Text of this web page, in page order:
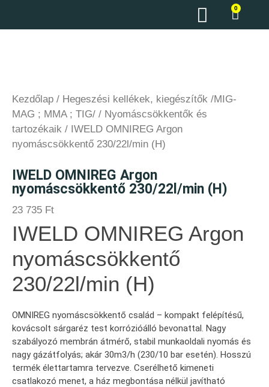
0
Kezdőlap / Hegeszési kellékek, kiegészítők /MIG-
MAG ; MMA ; TIG/ / Nyomáscsökkentők és
tartozékaik / IWELD OMNIREG Argon
nyomáscsökkentő 230/22l/min (H)
IWELD OMNIREG Argon
nyomáscsökkentő 230/22l/min (H)
23 735 Ft
IWELD OMNIREG Argon
nyomáscsökkentő
230/22l/min (H)
OMNIREG nyomáscsökkentő család – kompakt felépítésű,
kovácsolt sárgaréz test korrózióálló bevonattal. Nagy
szabályozó membrán átmérő, stabil munkaoldali nyomás és
nagy gázátfolyás; akár 30m3/h (230/10 bar esetén). Hosszú
termék élettartamra tervezve. Cserélhető kimeneti
csatlakozó menet, a ház megbontása nélkül javítható